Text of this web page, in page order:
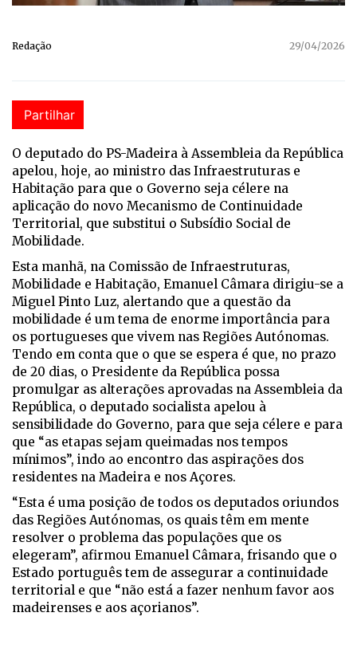
Redação 29/04/2026
Partilhar
O deputado do PS-Madeira à Assembleia da República
apelou, hoje, ao ministro das Infraestruturas e
Habitação para que o Governo seja célere na
aplicação do novo Mecanismo de Continuidade
Territorial, que substitui o Subsídio Social de
Mobilidade.
Esta manhã, na Comissão de Infraestruturas,
Mobilidade e Habitação, Emanuel Câmara dirigiu-se a
Miguel Pinto Luz, alertando que a questão da
mobilidade é um tema de enorme importância para
os portugueses que vivem nas Regiões Autónomas.
Tendo em conta que o que se espera é que, no prazo
de 20 dias, o Presidente da República possa
promulgar as alterações aprovadas na Assembleia da
República, o deputado socialista apelou à
sensibilidade do Governo, para que seja célere e para
que “as etapas sejam queimadas nos tempos
mínimos”, indo ao encontro das aspirações dos
residentes na Madeira e nos Açores.
“Esta é uma posição de todos os deputados oriundos
das Regiões Autónomas, os quais têm em mente
resolver o problema das populações que os
elegeram”, afirmou Emanuel Câmara, frisando que o
Estado português tem de assegurar a continuidade
territorial e que “não está a fazer nenhum favor aos
madeirenses e aos açorianos”.